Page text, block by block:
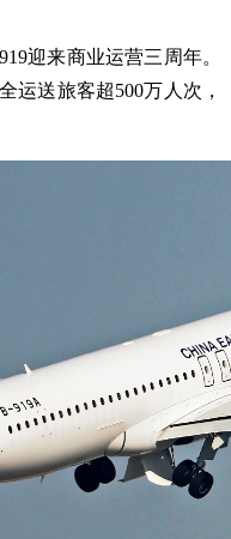
迎来商业运营三周年。
运送旅客超500万人次，